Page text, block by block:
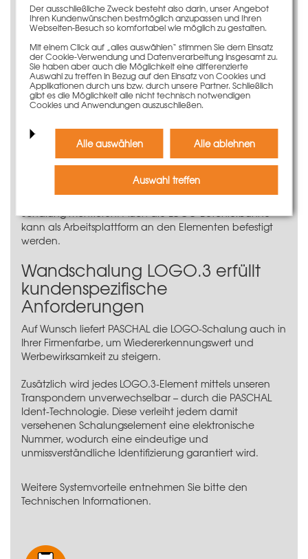
Keilspannern mit Bogenkeil, verbunden wird. Die
Spannstellen in den Großflächenelementen reichen für
Schalen in Sichtbetonqualität
Mit dem LOGO.3-Element 45 x 90 cm lassen sich zudem
hohe Anforderungen an die Betonoberfläche erfüllen,
verbleibt.
Umfassende Arbeitssicherheit
Dank der einfachen Handhabung lässt sich das
Seitenschutzsystem Secuseteffektiv und sicher an der
Schalung montieren. Auch dieLOGO-Betonierbühne
kann als Arbeitsplattform an den Elementen befestigt
werden.
Wandschalung LOGO.3 erfüllt
kundenspezifische
Anforderungen
Auf Wunsch liefert PASCHAL die LOGO-Schalung auch in
Ihrer Firmenfarbe, um Wiedererkennungswert und
Werbewirksamkeit zu steigern.
Zusätzlich wird jedes LOGO.3-Element mittels unseren
Transpondern unverwechselbar – durch die PASCHAL
Ident-Technologie. Diese verleiht jedem damit
versehenen Schalungselement eine elektronische
Nummer, wodurch eine eindeutige und
unmissverständliche Identifizierung garantiert wird.
Weitere Systemvorteile entnehmen Sie bitte den
Technischen Informationen.
Der ausschließliche Zweck besteht also darin, unser Angebot
Ihren Kundenwünschen bestmöglich anzupassen und Ihren
Webseiten-Besuch so komfortabel wie möglich zu gestalten.
Mit einem Click auf „alles auswählen“ stimmen Sie dem Einsatz
der Cookie-Verwendung und Datenverarbeitung insgesamt zu.
Sie haben aber auch die Möglichkeit eine differenzierte
Auswahl zu treffen in Bezug auf den Einsatz von Cookies und
Applikationen durch uns bzw. durch unsere Partner. Schließlich
gibt es die Möglichkeit alle nicht technisch notwendigen
Cookies und Anwendungen auszuschließen.
Alle auswählen Alle ablehnen
Auswahl treffen